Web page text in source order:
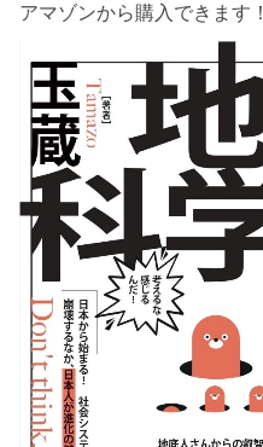
アマゾンから購入できます！